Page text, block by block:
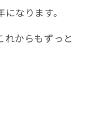
なります。
れからもずっと